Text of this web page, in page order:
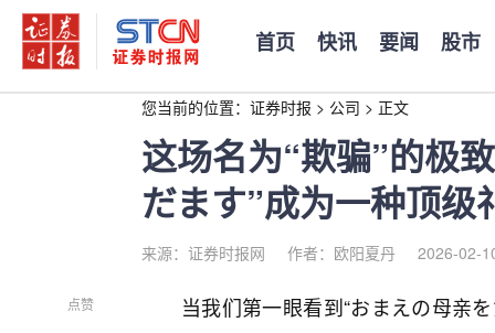
首页 快讯 要闻 股市
您当前的位置： 证券时报 > 公司 > 正文
这场名为“欺骗”的极
だます”成为一种顶级
来源：证券时报网 作者：欧阳夏丹 2026-02-
点赞
当我们第一眼看到“おまえの母亲